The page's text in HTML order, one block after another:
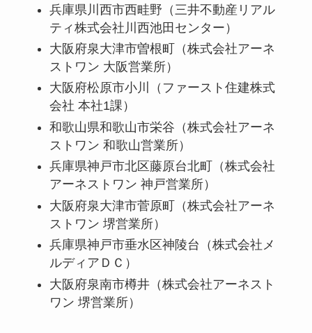
兵庫県川西市西畦野（三井不動産リアル
ティ株式会社川西池田センター）
大阪府泉大津市曽根町（株式会社アーネ
ストワン 大阪営業所）
大阪府松原市小川（ファースト住建株式
会社 本社1課）
和歌山県和歌山市栄谷（株式会社アーネ
ストワン 和歌山営業所）
兵庫県神戸市北区藤原台北町（株式会社
アーネストワン 神戸営業所）
大阪府泉大津市菅原町（株式会社アーネ
ストワン 堺営業所）
兵庫県神戸市垂水区神陵台（株式会社メ
ルディアＤＣ）
大阪府泉南市樽井（株式会社アーネスト
ワン 堺営業所）